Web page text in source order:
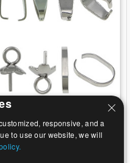
staal hanger bails
responsive, and a
to use our website, we will